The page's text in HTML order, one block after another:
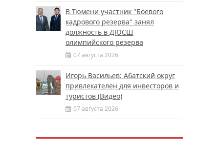
В Тюмени участник "Боевого
кадрового резерва" занял
должность в ДЮСШ
олимпийского резерва
07 августа 2026
Игорь Васильев: Абатский округ
привлекателен для инвесторов и
туристов (Видео)
07 августа 2026